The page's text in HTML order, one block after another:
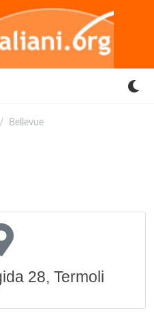
Bellevue
28, Termoli